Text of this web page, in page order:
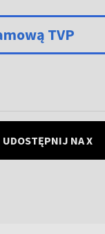
TVP
UDOSTĘPNIJ NA X